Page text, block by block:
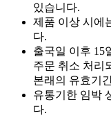
있습니다.
제품 이상 시에
다.
출국일 이후 15
주문 취소 처리
본래의 유효기
유통기한 임박
다.